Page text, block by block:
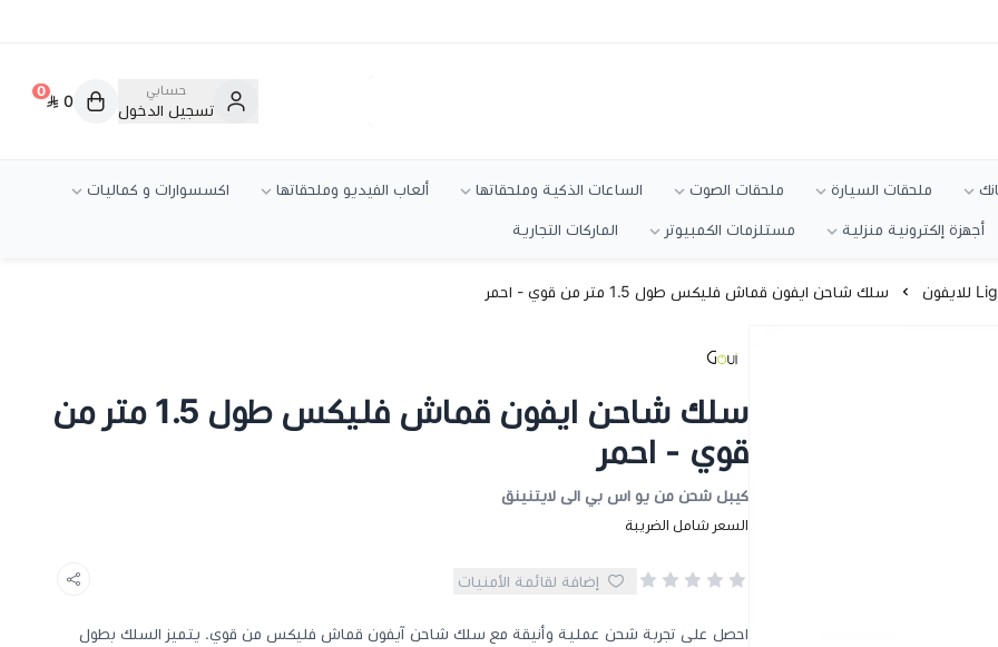
حسابي
تسجيل الدخول
0
0
ملحقات السيارة ملحقات الصوت الساعات الذكية وملحقاتها ألعاب الفيديو وملحقاتها اكسسوارات و كماليات
أجهزة إلكترونية منزلية مستلزمات الكمبيوتر الماركات التجارية
سلك شاحن ايفون قماش فليكس طول 1.5 متر من قوي - احمر
سلك شاحن ايفون قماش فليكس طول 1.5 متر من
قوي - احمر
كيبل شحن من يو اس بي الى لايتنينق
السعر شامل الضريبة
إضافة لقائمة الأمنيات
احصل على تجربة شحن عملية وأنيقة مع سلك شاحن آيفون قماش فليكس من قوي. يتميز السلك بطول